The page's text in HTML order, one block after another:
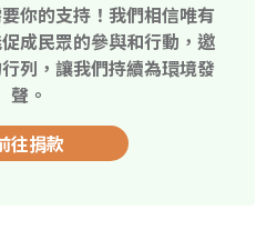
你的支持！我們相信唯有
成民眾的參與和行動，邀
列，讓我們持續為環境發
聲。
往捐款